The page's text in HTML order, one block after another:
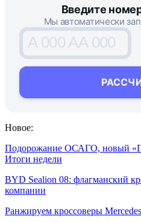
Введите
Мы автоматически
A 000 AA 000
Новое:
Подорожание ОСАГО, новый
Итоги недели
BYD Sealion 08: флагманский
компании
Ранжируем кроссоверы